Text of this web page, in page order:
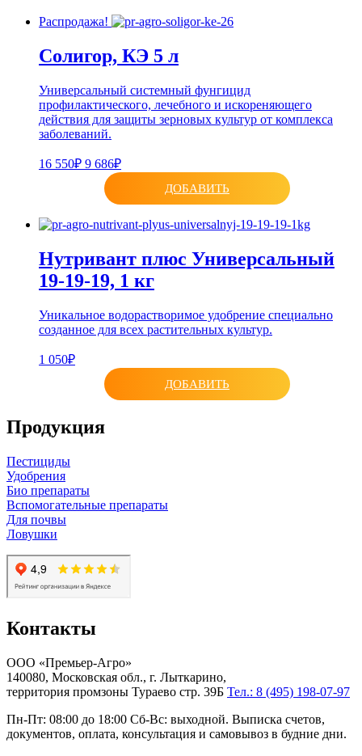
Распродажа!
Солигор, КЭ 5 л
Универсальный системный фунгицид
профилактического, лечебного и искореняющего
действия для защиты зерновых культур от комплекса
заболеваний.
16 550₽ 9 686₽
ДОБАВИТЬ
Нутривант плюс Универсальный
19-19-19, 1 кг
Уникальное водорастворимое удобрение специально
созданное для всех растительных культур.
1 050₽
ДОБАВИТЬ
Продукция
Пестициды
Удобрения
Био препараты
Вспомогательные препараты
Для почвы
Ловушки
Контакты
ООО «Премьер-Агро»
140080, Московская обл., г. Лыткарино,
территория промзоны Тураево стр. 39Б Тел.: 8 (495) 198-07-97
Пн-Пт: 08:00 до 18:00 Сб-Вс: выходной. Выписка счетов,
документов, оплата, консультация и самовывоз в будние дни.